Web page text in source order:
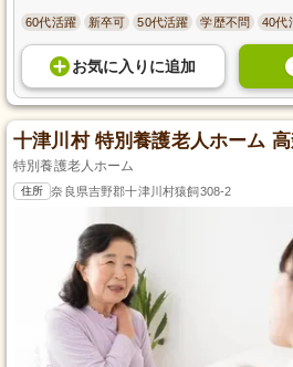
60代活躍 新卒可 50代活躍 学歴不問 40代
お気に入り に追加
十津川村 特別養護老人ホーム
特別養護老人ホーム
住所 奈良県吉野郡十津川村猿飼308-2